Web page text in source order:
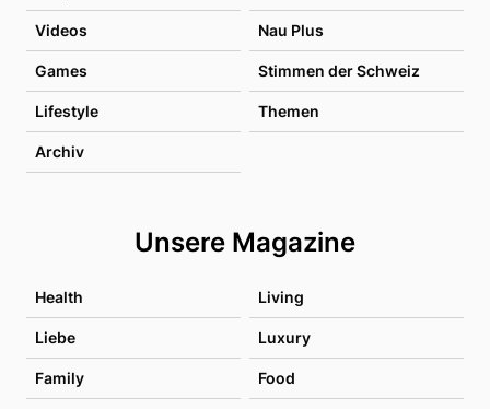
Videos Nau Plus
Games Stimmen der Schweiz
Lifestyle Themen
Archiv
Unsere Magazine
Health Living
Liebe Luxury
Family Food